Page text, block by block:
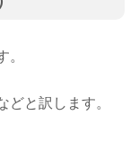
。
どと訳します。